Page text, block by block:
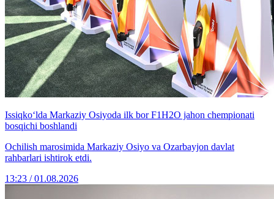
Issiqko‘lda Markaziy Osiyoda ilk bor F1H2O jahon chempionati
bosqichi boshlandi
Ochilish marosimida Markaziy Osiyo va Ozarbayjon davlat
rahbarlari ishtirok etdi.
13:23 / 01.08.2026